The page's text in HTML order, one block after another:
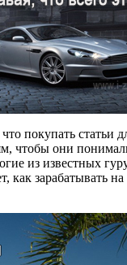
покупать статьи
чтобы они
из известных
зарабатывать